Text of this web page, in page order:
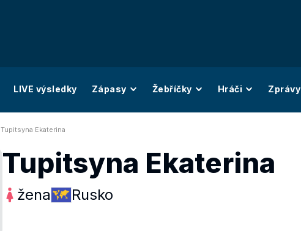
LIVE výsledky Zápasy Žebříčky Hráči Zprávy
Tupitsyna Ekaterina
Tupitsyna Ekaterina
žena Rusko